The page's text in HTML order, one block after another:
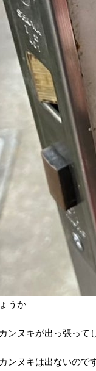
うか
ンヌキが出っ張って
ンヌキは出ないので